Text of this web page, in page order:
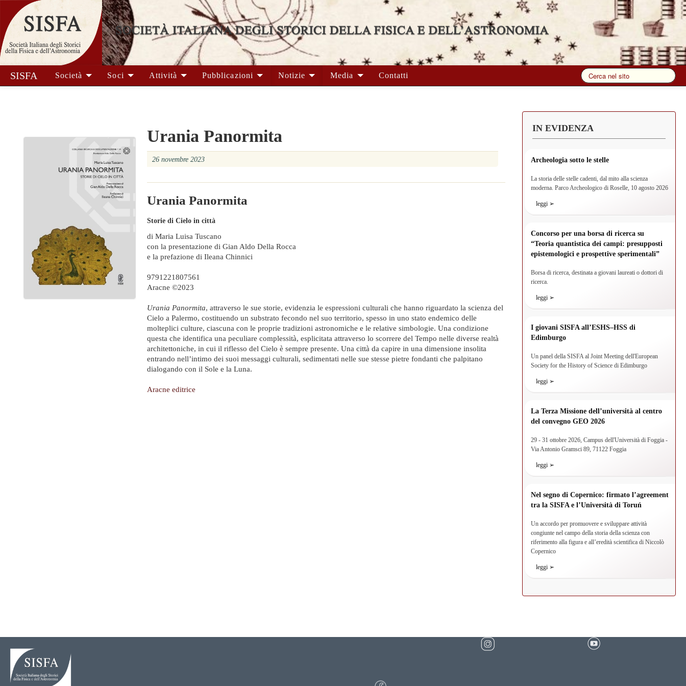
SISFA Società Soci Attività Pubblicazioni Notizie Media Contatti
Urania Panormita
26 novembre 2023
Urania Panormita
Storie di Cielo in città
di Maria Luisa Tuscano
con la presentazione di Gian Aldo Della Rocca
e la prefazione di Ileana Chinnici
9791221807561
Aracne ©2023
Urania Panormita, attraverso le sue storie, evidenzia le espressioni culturali che hanno riguardato la scienza del
Cielo a Palermo, costituendo un substrato fecondo nel suo territorio, spesso in uno stato endemico delle
molteplici culture, ciascuna con le proprie tradizioni astronomiche e le relative simbologie. Una condizione
questa che identifica una peculiare complessità, esplicitata attraverso lo scorrere del Tempo nelle diverse realtà
architettoniche, in cui il riflesso del Cielo è sempre presente. Una città da capire in una dimensione insolita
entrando nell’intimo dei suoi messaggi culturali, sedimentati nelle sue stesse pietre fondanti che palpitano
dialogando con il Sole e la Luna.
Aracne editrice
IN EVIDENZA
Archeologia sotto le stelle
La storia delle stelle cadenti, dal mito alla scienza
moderna. Parco Archeologico di Roselle, 10 agosto 2026
leggi ➢
Concorso per una borsa di ricerca su
“Teoria quantistica dei campi: presupposti
epistemologici e prospettive sperimentali”
Borsa di ricerca, destinata a giovani laureati o dottori di
ricerca.
leggi ➢
I giovani SISFA all’ESHS–HSS di
Edimburgo
Un panel della SISFA al Joint Meeting dell'European
Society for the History of Science di Edimburgo
leggi ➢
La Terza Missione dell’università al centro
del convegno GEO 2026
29 - 31 ottobre 2026, Campus dell'Università di Foggia -
Via Antonio Gramsci 89, 71122 Foggia
leggi ➢
Nel segno di Copernico: firmato l’agreement
tra la SISFA e l’Università di Toruń
Un accordo per promuovere e sviluppare attività
congiunte nel campo della storia della scienza con
riferimento alla figura e all’eredità scientifica di Niccolò
Copernico
leggi ➢